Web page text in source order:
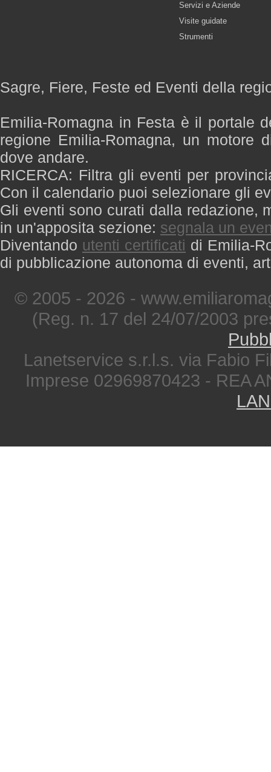
Servizi e Aziende
Visite guidate
Strumenti
Sagre, Fiere, Feste ed Eventi della
Emilia-Romagna in Festa è il portale
regione Emilia-Romagna, un motore
dove andare.
RICERCA: Filtra gli eventi per
Con il calendario puoi selezionare gli
Gli eventi sono curati dalla redazione,
in un'apposita sezione: segnala un
Diventando utenti certificati di Emilia-
di pubblicazione autonoma di eventi,
© 2005 - 2026 -
(Reg. n. 17 del 24/07/2003
Lanetservice s.r.l.s. via Fabio
Imprese 02969870423 - REA